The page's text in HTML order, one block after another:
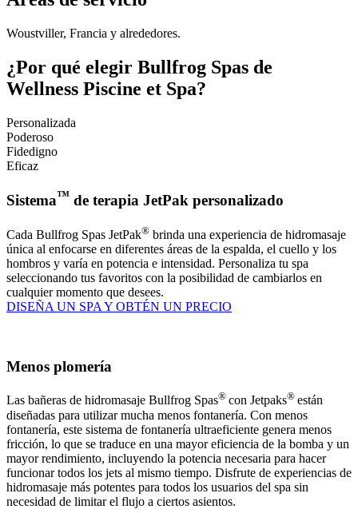
Woustviller, Francia y alrededores.
¿Por qué elegir Bullfrog Spas de
Wellness Piscine et Spa?
Personalizada
Poderoso
Fidedigno
Eficaz
Sistema™ de terapia JetPak personalizado
Cada Bullfrog Spas JetPak® brinda una experiencia de hidromasaje
única al enfocarse en diferentes áreas de la espalda, el cuello y los
hombros y varía en potencia e intensidad. Personaliza tu spa
seleccionando tus favoritos con la posibilidad de cambiarlos en
cualquier momento que desees.
DISEÑA UN SPA Y OBTÉN UN PRECIO
Menos plomería
Las bañeras de hidromasaje Bullfrog Spas® con Jetpaks® están
diseñadas para utilizar mucha menos fontanería. Con menos
fontanería, este sistema de fontanería ultraeficiente genera menos
fricción, lo que se traduce en una mayor eficiencia de la bomba y un
mayor rendimiento, incluyendo la potencia necesaria para hacer
funcionar todos los jets al mismo tiempo. Disfrute de experiencias de
hidromasaje más potentes para todos los usuarios del spa sin
necesidad de limitar el flujo a ciertos asientos.